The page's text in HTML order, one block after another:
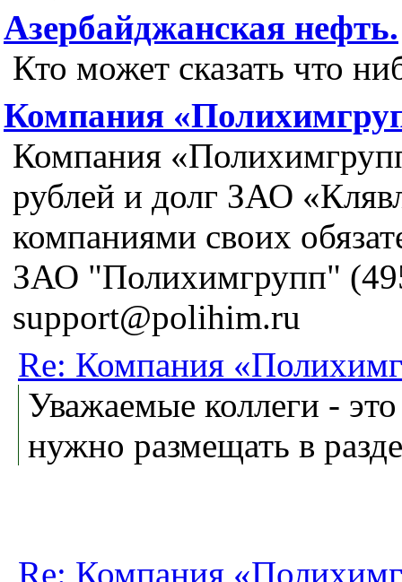
Азербайджанская нефть.
Кто может сказать что
Компания
Компания
рублей и долг ЗАО
компаниями своих
ЗАО "Полихимгрупп"
support@polihim.ru
Re: Компания
Уважаемые коллеги -
нужно размещать в
Re: Компания